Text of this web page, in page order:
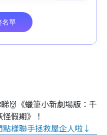
👹《蠟筆小新劇場版：千
假期》！
樣聯手拯救屋企人啦↓